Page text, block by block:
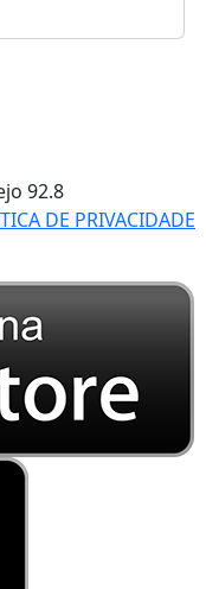
92.8
DE PRIVACIDADE